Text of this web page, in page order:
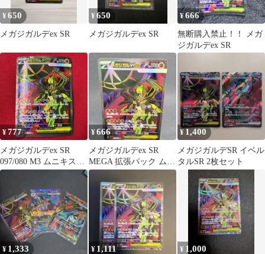
¥650
メガジガルデex SR
¥650
メガジガルデex SR
¥666
無断購入禁止！！ メガ
ジガルデex SR
¥777
メガジガルデex SR
097/080 M3 ムニキスゼ
ロ ポケモンカード
¥666
メガジガルデex SR
MEGA 拡張パック ムニ
キスゼロ キラ 097/080
¥1,400
メガジガルデSR イベル
タルSR 2枚セット
¥ 1,333 ¥ 1,111 ¥ 1,000